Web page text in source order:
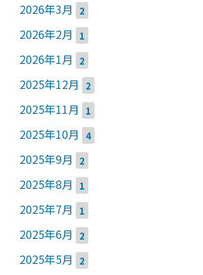
2026年3月 2
2026年2月 1
2026年1月 2
2025年12月 2
2025年11月 1
2025年10月 4
2025年9月 2
2025年8月 1
2025年7月 1
2025年6月 2
2025年5月 2